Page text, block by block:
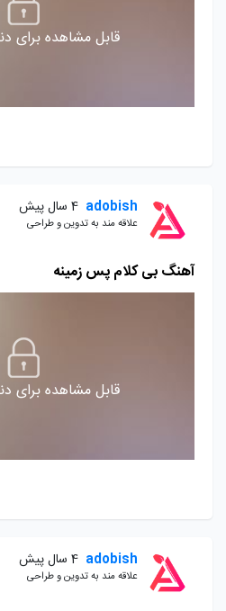
قابل مشاهده برای
adobish 4 سال پیش
علاقه مند به تدوین و طراحی
آهنگ بی کلام پس زمینه
قابل مشاهده برای
adobish 4 سال پیش
علاقه مند به تدوین و طراحی